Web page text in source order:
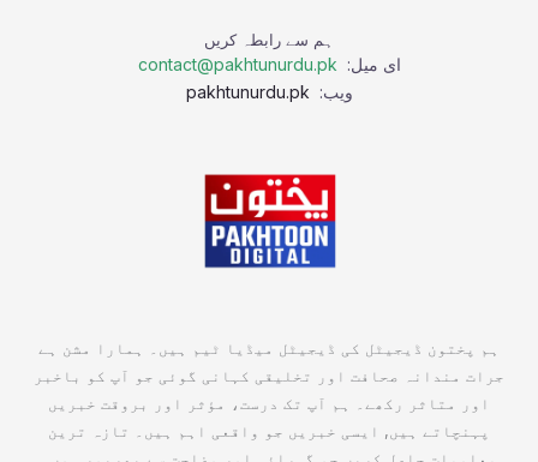
ہم سے رابطہ کریں
ای میل: contact@pakhtunurdu.pk
ویب:
ہم پختون ڈیجیٹل کی ڈیجیٹل میڈیا ٹیم ہیں۔ ہمارا مشن ہے
جرات مندانہ صحافت اور تخلیقی کہانی گوئی جو آپ کو باخبر
اور متاثر رکھے۔ ہم آپ تک درست، مؤثر اور بروقت خبریں
پہنچاتے ہیں, ایسی خبریں جو واقعی اہم ہیں۔ تازہ ترین